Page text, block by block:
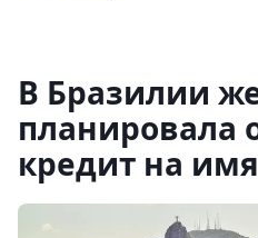
В Бразилии
планировала
кредит на